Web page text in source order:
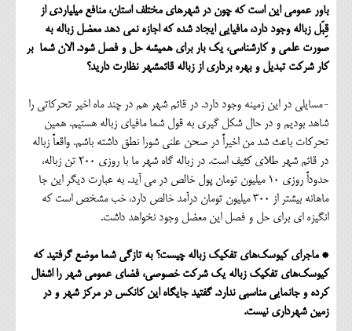
باور عمومی این است که چون در شهرهای مختلف استان، منافع میلیاردی از
قِبَل زباله وجود دارد، مافیایی ایجاد شده که اجازه نمی دهد معضل زباله به
صورت علمی و کارشناسی، یک بار برای همیشه حل و فصل شود. الان شما بر
کار شرکت تبدیل و بهره برداری از زباله قائمشهر نظارت دارید؟
-مسایلی در این زمینه وجود دارد. در قائم شهر هم در چند ماه اخیر تحرکاتی را
شاهد بودیم و در حال شکل گیری به قول شما مافیای زباله هستیم. همین
تحرکات باعث شد من اخیراً در صحن علنی شورا نطق داشته باشم. واقعاً زباله
در قائم شهر طلای کثیف است. در زباله گاه شهر ما با روزی 200 تن زباله،
حدوداً روزی 10 میلیون تومان پول خالص در می آید. به عبارت دیگر این جا
ماهانه بیشتر از 300 میلیون تومان درآمد خالص دارد، خب مشخص است که
انگیزه ای برای حل و فصل این معضل وجود نخواهد داشت.
* ماجرای کیوسک‌های تفکیک زباله چیست؟ به تازگی شما موضع گرفتید که
کیوسک‌های تفکیک زباله یک شرکت خصوصی، فضای عمومی شهر را اشغال
کرده و جانمایی مناسبی ندارد. گفتید جایگاه این کانکس در مرکز شهر و در
زمین شهرداری نیست.